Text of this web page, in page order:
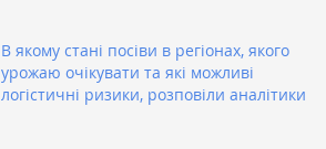
В якому стані посіви в регіонах, якого
урожаю очікувати та які можливі
логістичні ризики, розповіли аналітики